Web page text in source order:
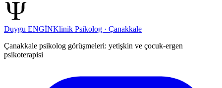
Duygu ENGİNKlinik Psikolog · Çanakkale
Çanakkale psikolog görüşmeleri: yetişkin ve çocuk-ergen
psikoterapisi